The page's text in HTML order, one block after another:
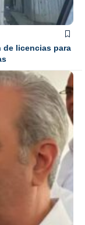
de licencias para